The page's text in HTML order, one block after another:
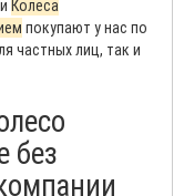
Колеса
покупают у нас по
частных лиц, так и
без